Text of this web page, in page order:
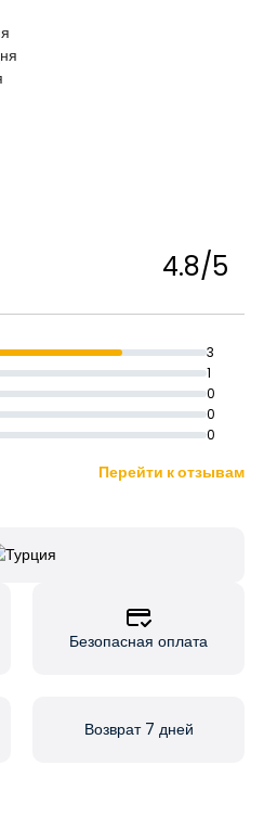
4.8/5
3
1
0
0
0
Перейти к отзывам
Безопасная оплата
Возврат 7 дней